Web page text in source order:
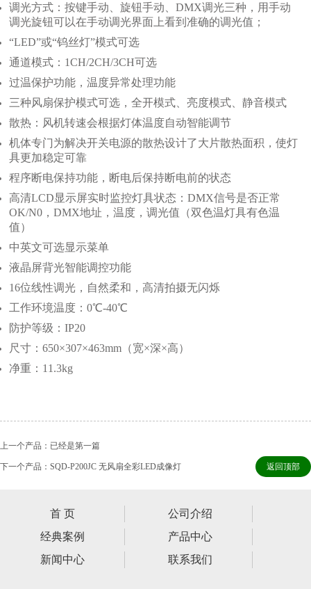
调光方式：按键手动、旋钮手动、DMX调光三种，用手动
调光旋钮可以在手动调光界面上看到准确的调光值；
“LED”或“钨丝灯”模式可选
通道模式：1CH/2CH/3CH可选
过温保护功能，温度异常处理功能
三种风扇保护模式可选，全开模式、亮度模式、静音模式
散热：风机转速会根据灯体温度自动智能调节
机体专门为解决开关电源的散热设计了大片散热面积，使灯
具更加稳定可靠
程序断电保持功能，断电后保持断电前的状态
高清LCD显示屏实时监控灯具状态：DMX信号是否正常
OK/N0，DMX地址，温度，调光值（双色温灯具有色温
值）
中英文可选显示菜单
液晶屏背光智能调控功能
16位线性调光，自然柔和，高清拍摄无闪烁
工作环境温度：0℃-40℃
防护等级：IP20
尺寸：650×307×463mm（宽×深×高）
净重：11.3kg
上一个产品：已经是第一篇
下一个产品：SQD-P200JC 无风扇全彩LED成像灯 返回顶部
首 页
公司介绍
经典案例
产品中心
新闻中心
联系我们